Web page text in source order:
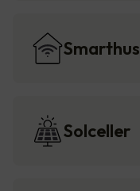
Smarthus
Solceller